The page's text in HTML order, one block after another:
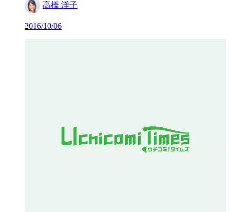
高橋 洋子
2016/10/06